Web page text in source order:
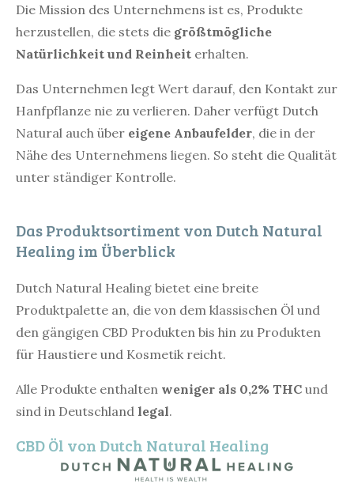
Die Mission des Unternehmens ist es, Produkte
herzustellen, die stets die größtmögliche
Natürlichkeit und Reinheit erhalten.
Das Unternehmen legt Wert darauf, den Kontakt zur
Hanfpflanze nie zu verlieren. Daher verfügt Dutch
Natural auch über eigene Anbaufelder, die in der
Nähe des Unternehmens liegen. So steht die Qualität
unter ständiger Kontrolle.
Das Produktsortiment von Dutch Natural
Healing im Überblick
Dutch Natural Healing bietet eine breite
Produktpalette an, die von dem klassischen Öl und
den gängigen CBD Produkten bis hin zu Produkten
für Haustiere und Kosmetik reicht.
Alle Produkte enthalten weniger als 0,2% THC und
sind in Deutschland legal.
CBD Öl von Dutch Natural Healing